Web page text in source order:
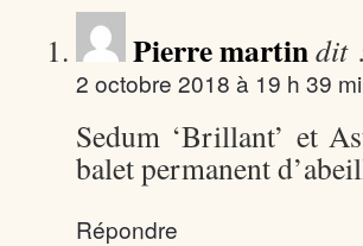
Pierre martindit
2 octobre 2018 à 19 h 39
Sedum ‘Brillant’ et
balet permanent
Répondre